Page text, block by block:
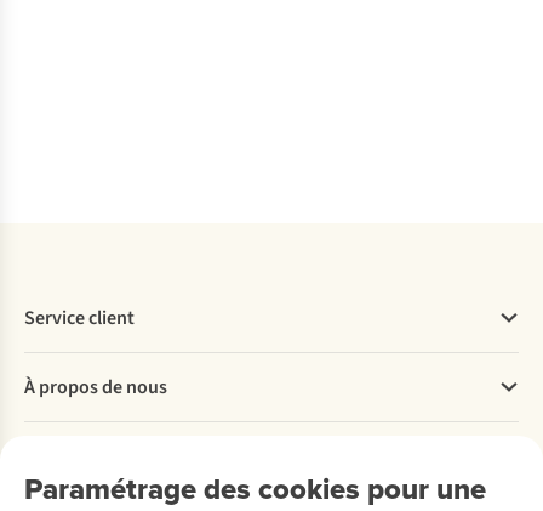
Paramétrage des cookies pour une
Service client
Commander
Payer
Retourner
À propos de nous
Entreprise responsable
Location / Location sports d’hiver